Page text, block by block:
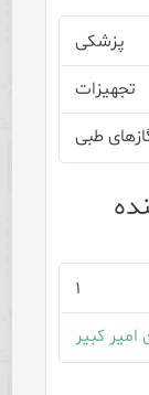
پزشکی
تجهیزات
طبی
۱
امیر کبیر